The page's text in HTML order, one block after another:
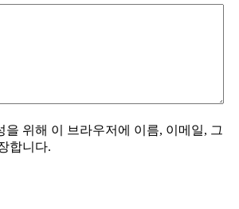
을 위해 이 브라우저에 이름, 이메일, 그
합니다.